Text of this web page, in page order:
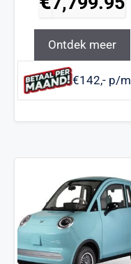
Ontdek meer
€142,- p/m